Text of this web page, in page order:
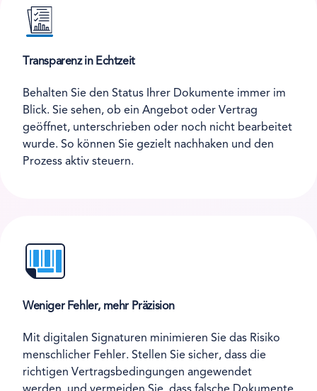
Transparenz in Echtzeit
Behalten Sie den Status Ihrer Dokumente immer im
Blick. Sie sehen, ob ein Angebot oder Vertrag
geöffnet, unterschrieben oder noch nicht bearbeitet
wurde. So können Sie gezielt nachhaken und den
Prozess aktiv steuern.
Weniger Fehler, mehr Präzision
Mit digitalen Signaturen minimieren Sie das Risiko
menschlicher Fehler. Stellen Sie sicher, dass die
richtigen Vertragsbedingungen angewendet